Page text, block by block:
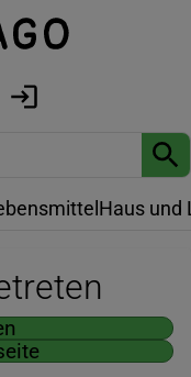
Haus und